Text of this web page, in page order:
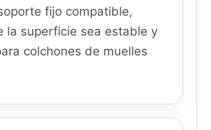
fijo compatible,
la superficie sea estable y
colchones de muelles